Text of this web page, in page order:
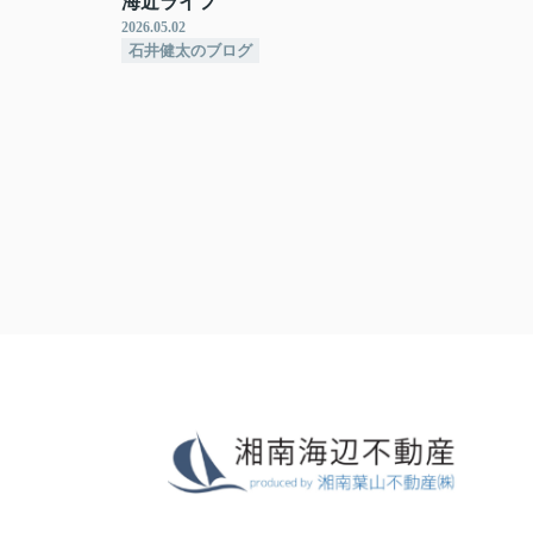
2026.05.02
石井健太のブログ